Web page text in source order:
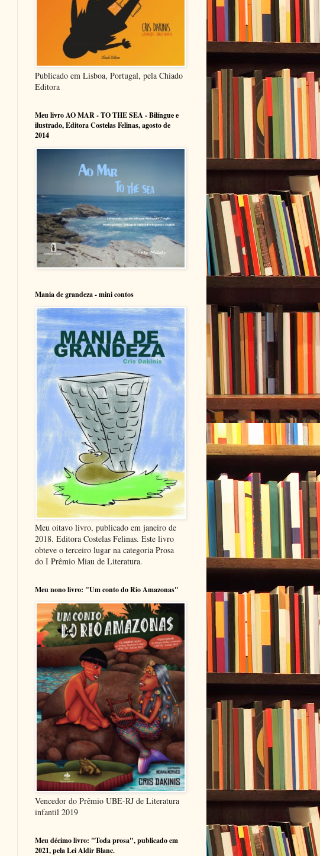
Publicado em Lisboa, Portugal, pela Chiado
Editora
Meu livro AO MAR - TO THE SEA - Bilíngue e
ilustrado, Editora Costelas Felinas, agosto de
2014
Mania de grandeza - mini contos
Meu oitavo livro, publicado em janeiro de
2018. Editora Costelas Felinas. Este livro
obteve o terceiro lugar na categoria Prosa
do I Prêmio Miau de Literatura.
Meu nono livro: "Um conto do Rio Amazonas"
Vencedor do Prêmio UBE-RJ de Literatura
infantil 2019
Meu décimo livro: "Toda prosa", publicado em
2021, pela Lei Aldir Blanc.